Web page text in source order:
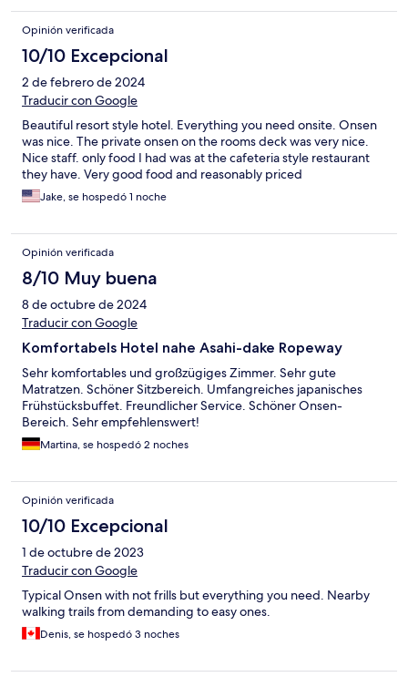
Opinión verificada
10/10 Excepcional
2 de febrero de 2024
Traducir con Google
Beautiful resort style hotel. Everything you need onsite. Onsen
was nice. The private onsen on the rooms deck was very nice.
Nice staff. only food I had was at the cafeteria style restaurant
they have. Very good food and reasonably priced
Jake, se hospedó 1 noche
Opinión verificada
8/10 Muy buena
8 de octubre de 2024
Traducir con Google
Komfortabels Hotel nahe Asahi-dake Ropeway
Sehr komfortables und großzügiges Zimmer. Sehr gute
Matratzen. Schöner Sitzbereich. Umfangreiches japanisches
Frühstücksbuffet. Freundlicher Service. Schöner Onsen-
Bereich. Sehr empfehlenswert!
Martina, se hospedó 2 noches
Opinión verificada
10/10 Excepcional
1 de octubre de 2023
Traducir con Google
Typical Onsen with not frills but everything you need. Nearby
walking trails from demanding to easy ones.
Denis, se hospedó 3 noches